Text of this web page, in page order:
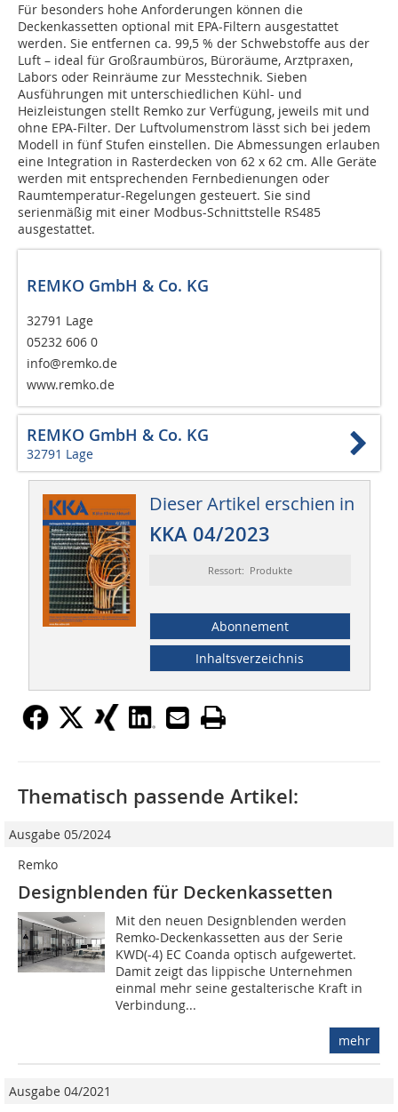
Für besonders hohe Anforderungen können die
Deckenkassetten optional mit EPA-Filtern ausgestattet
werden. Sie entfernen ca. 99,5 % der Schwebstoffe aus der
Luft – ideal für Großraumbüros, Büroräume, Arztpraxen,
Labors oder Reinräume zur Messtechnik. Sieben
Ausführungen mit unterschiedlichen Kühl- und
Heizleistungen stellt Remko zur Verfügung, jeweils mit und
ohne EPA-Filter. Der Luftvolumenstrom lässt sich bei jedem
Modell in fünf Stufen einstellen. Die Abmessungen erlauben
eine Integration in Rasterdecken von 62 x 62 cm. Alle Geräte
werden mit entsprechenden Fernbedienungen oder
Raumtemperatur-Regelungen gesteuert. Sie sind
serienmäßig mit einer Modbus-Schnittstelle RS485
ausgestattet.
REMKO GmbH & Co. KG
32791 Lage
05232 606 0
info@remko.de
www.remko.de
REMKO GmbH & Co. KG
32791 Lage
Dieser Artikel erschien in
KKA 04/2023
Ressort: Produkte
Abonnement
Inhaltsverzeichnis
Thematisch passende Artikel:
Ausgabe 05/2024
Remko
Designblenden für Deckenkassetten
Mit den neuen Designblenden werden
Remko-Deckenkassetten aus der Serie
KWD(-4) EC Coanda optisch aufgewertet.
Damit zeigt das lippische Unternehmen
einmal mehr seine gestalterische Kraft in
Verbindung...
mehr
Ausgabe 04/2021